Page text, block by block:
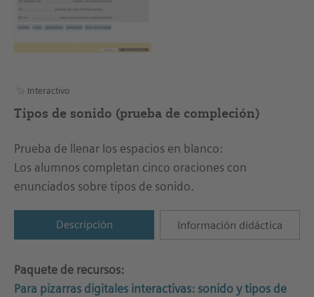
Interactivo
Tipos de sonido (prueba de compleción)
Prueba de llenar los espacios en blanco:
Los alumnos completan cinco oraciones con
enunciados sobre tipos de sonido.
Descripción Información didáctica
Paquete de recursos:
Para pizarras digitales interactivas: sonido y tipos de